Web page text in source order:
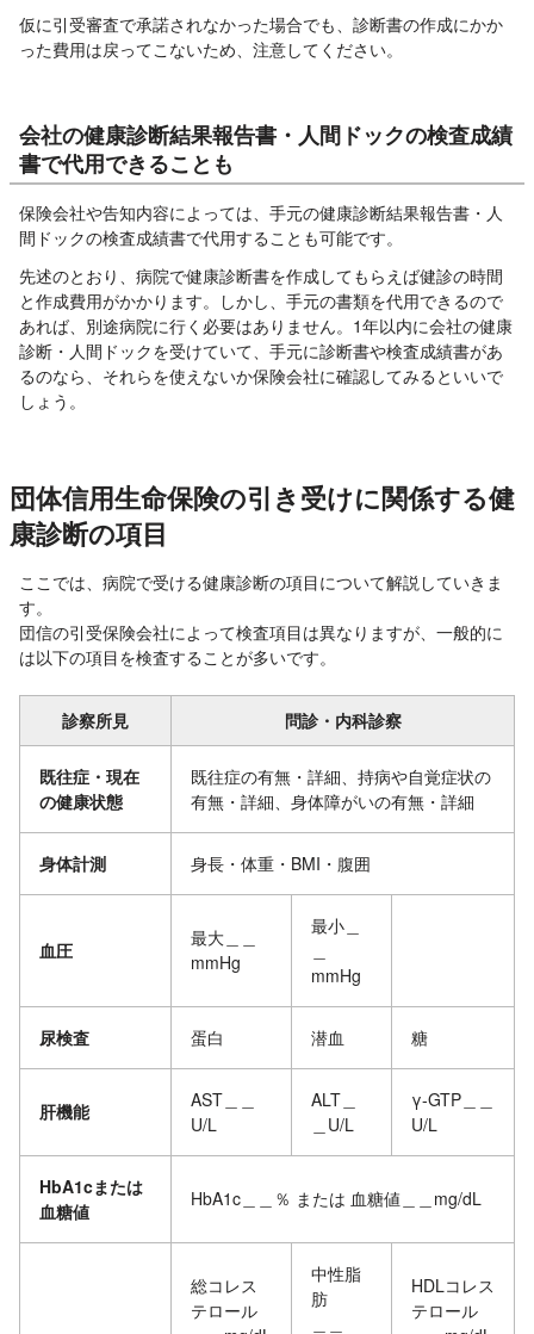
仮に引受審査で承諾されなかった場合でも、診断書の作成にかか
った費用は戻ってこないため、注意してください。
会社の健康診断結果報告書・人間ドックの検査成績
書で代用できることも
保険会社や告知内容によっては、手元の健康診断結果報告書・人
間ドックの検査成績書で代用することも可能です。
先述のとおり、病院で健康診断書を作成してもらえば健診の時間
と作成費用がかかります。しかし、手元の書類を代用できるので
あれば、別途病院に行く必要はありません。1年以内に会社の健康
診断・人間ドックを受けていて、手元に診断書や検査成績書があ
るのなら、それらを使えないか保険会社に確認してみるといいで
しょう。
団体信用生命保険の引き受けに関係する健
康診断の項目
ここでは、病院で受ける健康診断の項目について解説していきま
す。
団信の引受保険会社によって検査項目は異なりますが、一般的に
は以下の項目を検査することが多いです。
診察所見 問診・内科診察
既往症・現在
の健康状態
既往症の有無・詳細、持病や自覚症状の
有無・詳細、身体障がいの有無・詳細
身体計測 身長・体重・BMI・腹囲
血圧
最大＿＿
mmHg
最小＿
mmHg
尿検査 蛋白 潜血 糖
肝機能
AST＿＿
U/L
ALT＿
＿U/L
γ-GTP＿＿
U/L
HbA1cまたは
血糖値
HbA1c＿＿％ または 血糖値＿＿mg/dL
総コレス
テロール
中性脂
肪
HDLコレス
テロール